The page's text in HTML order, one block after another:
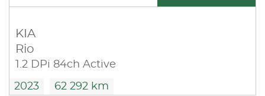
KIA
Rio
1.2 DPi 84ch Active
2023 62 292 km